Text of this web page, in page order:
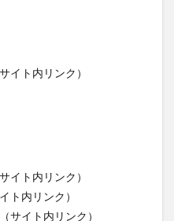
サイト内リンク）
サイト内リンク）
イト内リンク）
（サイト内リンク）